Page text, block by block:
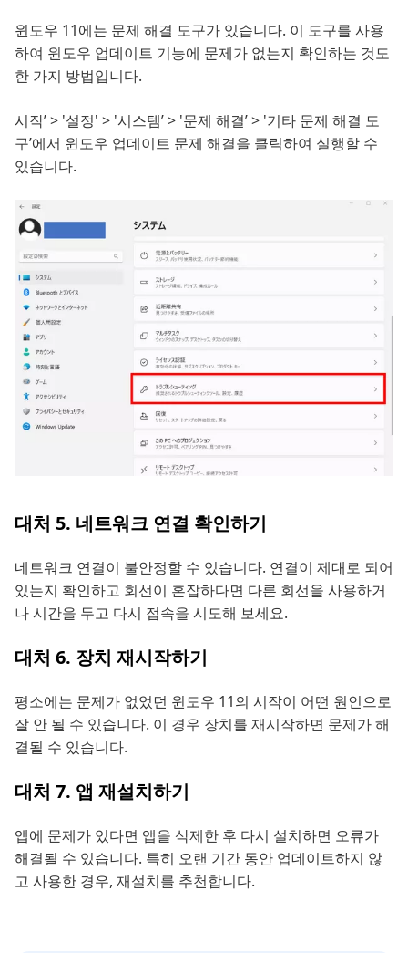
윈도우 11에는 문제 해결 도구가 있습니다. 이 도구를 사용
하여 윈도우 업데이트 기능에 문제가 없는지 확인하는 것도
한 가지 방법입니다.
시작’ > '설정' > '시스템’ > '문제 해결’ > '기타 문제 해결 도
구’에서 윈도우 업데이트 문제 해결을 클릭하여 실행할 수
있습니다.
대처 5. 네트워크 연결 확인하기
네트워크 연결이 불안정할 수 있습니다. 연결이 제대로 되어
있는지 확인하고 회선이 혼잡하다면 다른 회선을 사용하거
나 시간을 두고 다시 접속을 시도해 보세요.
대처 6. 장치 재시작하기
평소에는 문제가 없었던 윈도우 11의 시작이 어떤 원인으로
잘 안 될 수 있습니다. 이 경우 장치를 재시작하면 문제가 해
결될 수 있습니다.
대처 7. 앱 재설치하기
앱에 문제가 있다면 앱을 삭제한 후 다시 설치하면 오류가
해결될 수 있습니다. 특히 오랜 기간 동안 업데이트하지 않
고 사용한 경우, 재설치를 추천합니다.